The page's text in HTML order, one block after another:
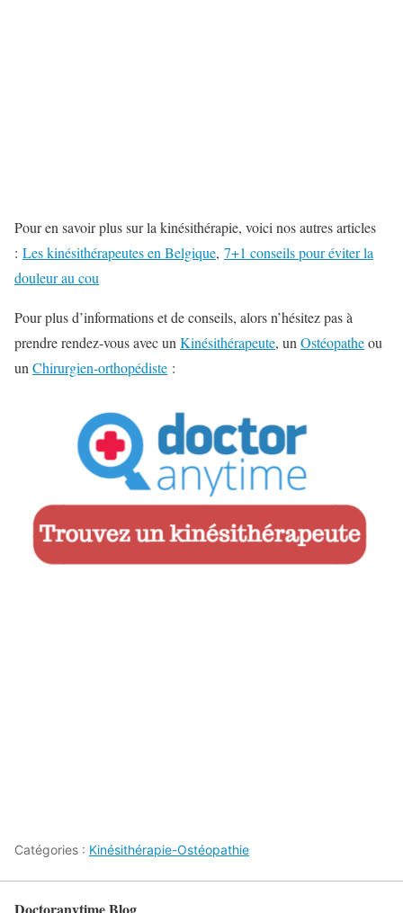
Pour en savoir plus sur la kinésithérapie, voici nos autres articles
: Les kinésithérapeutes en Belgique, 7+1 conseils pour éviter la
douleur au cou
Pour plus d’informations et de conseils, alors n’hésitez pas à
prendre rendez-vous avec unKinésithérapeute, unOstéopatheou
unChirurgien-orthopédiste :
Catégories : Kinésithérapie-Ostéopathie